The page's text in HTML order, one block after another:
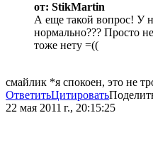
от: StikMartin
А еще такой вопрос! У
нормально??? Просто
тоже нету =((
смайлик *я спокоен, это не
ОтветитьЦитировать
22 мая 2011 г., 20:15:25